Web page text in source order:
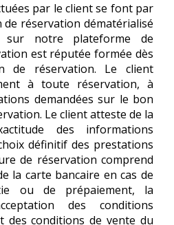
par le client se font par
réservation dématérialisé
sur notre plateforme de
est réputée formée dès
de réservation. Le client
à toute réservation, à
demandées sur le bon
Le client atteste de la
des informations
définitif des prestations
de réservation comprend
la carte bancaire en cas de
ou de prépaiement, la
des conditions
des conditions de vente du